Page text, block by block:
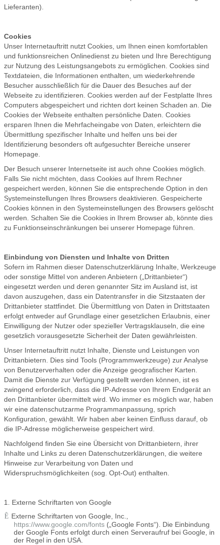
Lieferanten).
Cookies
Unser Internetauftritt nutzt Cookies, um Ihnen einen komfortablen
und funktionsreichen Onlinedienst zu bieten und Ihre Berechtigung
zur Nutzung des Leistungsangebots zu ermöglichen. Cookies sind
Textdateien, die Informationen enthalten, um wiederkehrende
Besucher ausschließlich für die Dauer des Besuches auf der
Webseite zu identifizieren. Cookies werden auf der Festplatte Ihres
Computers abgespeichert und richten dort keinen Schaden an. Die
Cookies der Webseite enthalten persönliche Daten. Cookies
ersparen Ihnen die Mehrfacheingabe von Daten, erleichtern die
Übermittlung spezifischer Inhalte und helfen uns bei der
Identifizierung besonders oft aufgesuchter Bereiche unserer
Homepage.
Der Besuch unserer Internetseite ist auch ohne Cookies möglich.
Falls Sie nicht möchten, dass Cookies auf Ihrem Rechner
gespeichert werden, können Sie die entsprechende Option in den
Systemeinstellungen Ihres Browsers deaktivieren. Gespeicherte
Cookies können in den Systemeinstellungen des Browsers gelöscht
werden. Schalten Sie die Cookies in Ihrem Browser ab, könnte dies
zu Funktionseinschränkungen bei unserer Homepage führen.
Einbindung von Diensten und Inhalte von Dritten
Sofern im Rahmen dieser Datenschutzerklärung Inhalte, Werkzeuge
oder sonstige Mittel von anderen Anbietern („Drittanbieter“)
eingesetzt werden und deren genannter Sitz im Ausland ist, ist
davon auszugehen, dass ein Datentransfer in die Sitzstaaten der
Drittanbieter stattfindet. Die Übermittlung von Daten in Drittstaaten
erfolgt entweder auf Grundlage einer gesetzlichen Erlaubnis, einer
Einwilligung der Nutzer oder spezieller Vertragsklauseln, die eine
gesetzlich vorausgesetzte Sicherheit der Daten gewährleisten.
Unser Internetauftritt nutzt Inhalte, Dienste und Leistungen von
Drittanbietern. Dies sind Tools (Programmwerkzeuge) zur Analyse
von Benutzerverhalten oder die Anzeige geografischer Karten.
Damit die Dienste zur Verfügung gestellt werden können, ist es
zwingend erforderlich, dass die IP-Adresse von Ihrem Endgerät an
den Drittanbieter übermittelt wird. Wo immer es möglich war, haben
wir eine datenschutzarme Programmanpassung, sprich
Konfiguration, gewählt. Wir haben aber keinen Einfluss darauf, ob
die IP-Adresse möglicherweise gespeichert wird.
Nachfolgend finden Sie eine Übersicht von Drittanbietern, ihrer
Inhalte und Links zu deren Datenschutzerklärungen, die weitere
Hinweise zur Verarbeitung von Daten und
Widerspruchsmöglichkeiten (sog. Opt-Out) enthalten.
1. Externe Schriftarten von Google
Externe Schriftarten von Google, Inc.,
https://www.google.com/fonts („Google Fonts“). Die Einbindung
der Google Fonts erfolgt durch einen Serveraufruf bei Google, in
der Regel in den USA.